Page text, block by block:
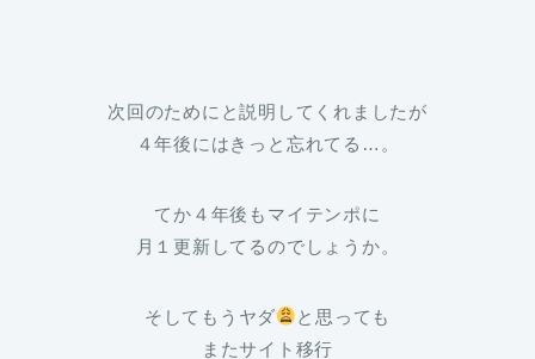
次回のためにと説明してくれましたが
４年後にはきっと忘れてる…。
てか４年後もマイテンポに
月１更新してるのでしょうか。
そしてもうヤダ
と思っても
またサイト移行